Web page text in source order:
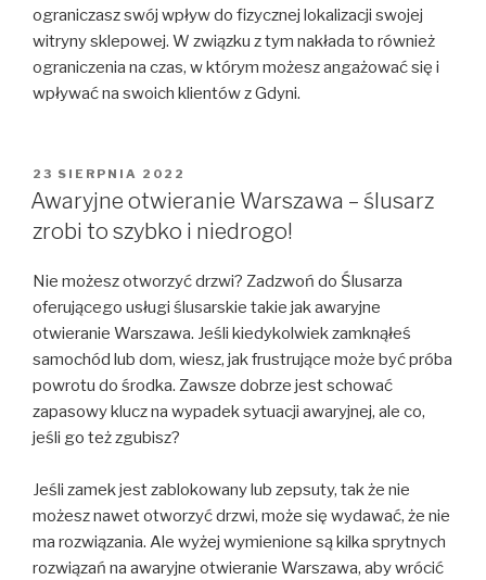
ograniczasz swój wpływ do fizycznej lokalizacji swojej
witryny sklepowej. W związku z tym nakłada to również
ograniczenia na czas, w którym możesz angażować się i
wpływać na swoich klientów z Gdyni.
OPUBLIKOWANE
W
23 SIERPNIA 2022
Awaryjne otwieranie Warszawa – ślusarz
zrobi to szybko i niedrogo!
Nie możesz otworzyć drzwi? Zadzwoń do Ślusarza
oferującego usługi ślusarskie takie jak awaryjne
otwieranie Warszawa. Jeśli kiedykolwiek zamknąłeś
samochód lub dom, wiesz, jak frustrujące może być próba
powrotu do środka. Zawsze dobrze jest schować
zapasowy klucz na wypadek sytuacji awaryjnej, ale co,
jeśli go też zgubisz?
Jeśli zamek jest zablokowany lub zepsuty, tak że nie
możesz nawet otworzyć drzwi, może się wydawać, że nie
ma rozwiązania. Ale wyżej wymienione są kilka sprytnych
rozwiązań na awaryjne otwieranie Warszawa, aby wrócić